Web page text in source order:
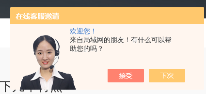
欢迎您！
来自局域网的朋友！有什么可以帮
助您的吗？
几个特点